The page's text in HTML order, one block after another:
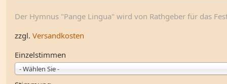
Der Hymnus "Pange Lingua" wird von Rathgeber für das
zzgl. Versandkosten
Einzelstimmen
- Wählen Sie -